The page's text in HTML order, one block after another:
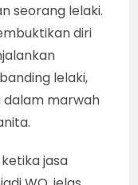
seorang lelaki.
diri
lelaki,
dalam marwah
jasa